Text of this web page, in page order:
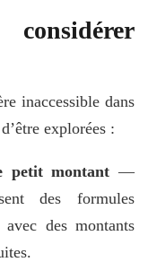
inaccessible dans
explorées :
petit montant —
des formules
des montants